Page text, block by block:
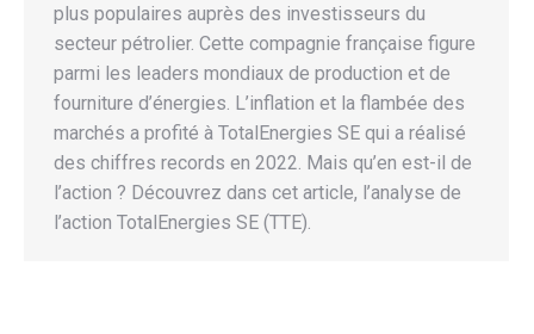
plus populaires auprès des investisseurs du
secteur pétrolier. Cette compagnie française figure
parmi les leaders mondiaux de production et de
fourniture d’énergies. L’inflation et la flambée des
marchés a profité à TotalEnergies SE qui a réalisé
des chiffres records en 2022. Mais qu’en est-il de
l’action ? Découvrez dans cet article, l’analyse de
l’action TotalEnergies SE (TTE).